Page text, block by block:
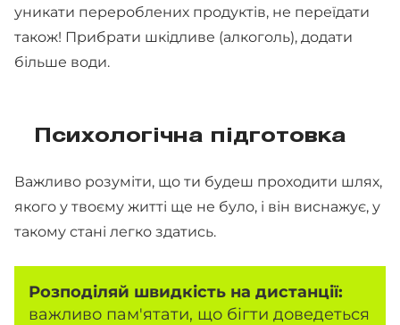
уникати перероблених продуктів, не переїдати
також! Прибрати шкідливе (алкоголь), додати
більше води.
Психологічна підготовка
Важливо розуміти, що ти будеш проходити шлях,
якого у твоєму житті ще не було, і він виснажує, у
такому стані легко здатись.
Розподіляй швидкість на дистанції:
важливо пам'ятати, що бігти доведеться